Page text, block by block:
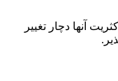
آنها دچار تغییر